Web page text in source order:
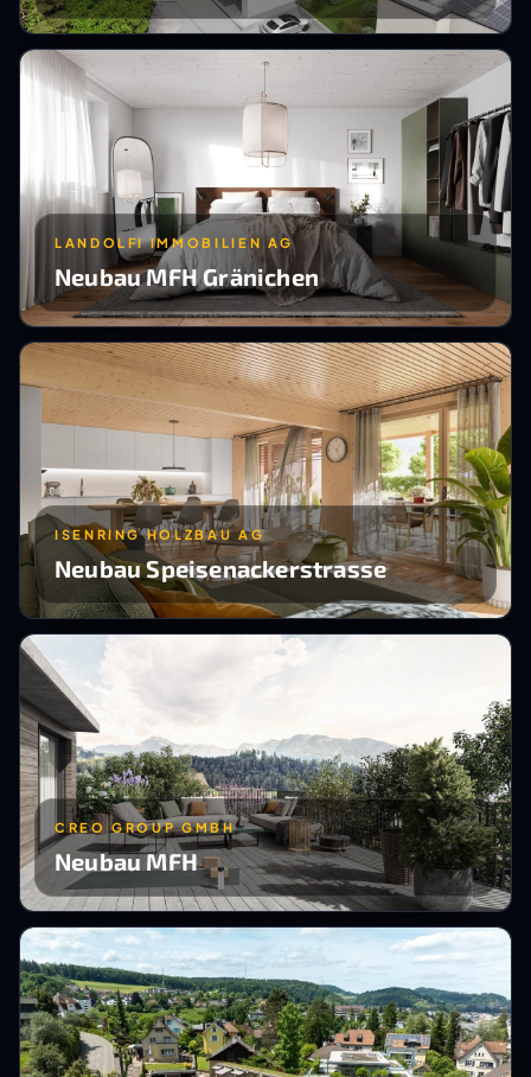
LANDOLFI IMMOBILIEN AG
Neubau MFH Gränichen
ISENRING HOLZBAU AG
Neubau Speisenackerstrasse
CREO GROUP GMBH
Neubau MFH